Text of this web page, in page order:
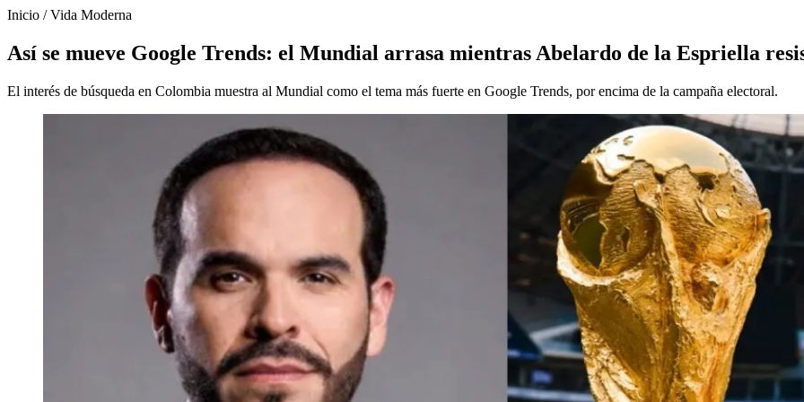
Inicio /Vida Moderna
Así se mueve Google Trends: el Mundial arrasa mientras Abelardo de la Espriella
El interés de búsqueda en Colombia muestra al Mundial como el tema más fuerte en Google Trends, por encima de la campaña electoral.